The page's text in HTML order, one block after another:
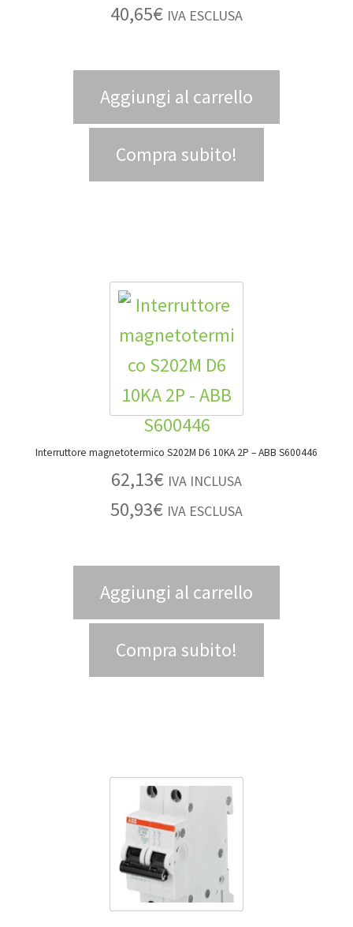
40,65€ IVA ESCLUSA
Aggiungi al carrello
Compra subito!
Interruttore magnetotermico S202M D6 10KA 2P – ABB S600446
62,13€ IVA INCLUSA
50,93€ IVA ESCLUSA
Aggiungi al carrello
Compra subito!